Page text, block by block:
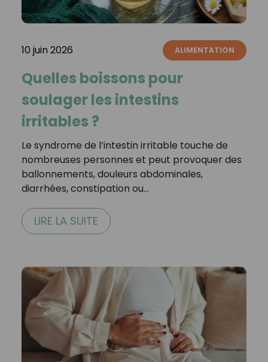
10 juin 2026 ALIMENTATION
Quelles boissons pour
soulager les intestins
irritables ?
Le syndrome de l’intestin irritable touche de
nombreuses personnes et peut provoquer des
ballonnements, douleurs abdominales,
diarrhées, constipation ou…
LIRE LA SUITE